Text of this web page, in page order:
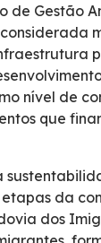
de Gestão
nível de
que
da
dos